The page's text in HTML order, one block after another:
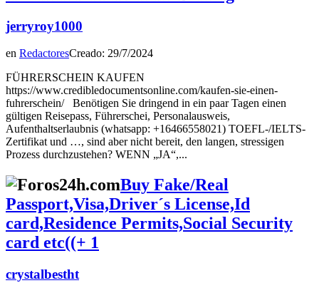
jerryroy1000
en RedactoresCreado: 29/7/2024
FÜHRERSCHEIN KAUFEN
https://www.credibledocumentsonline.com/kaufen-sie-einen-
fuhrerschein/ Benötigen Sie dringend in ein paar Tagen einen
gültigen Reisepass, Führerschei, Personalausweis,
Aufenthaltserlaubnis (whatsapp: +16466558021) TOEFL-/IELTS-
Zertifikat und …, sind aber nicht bereit, den langen, stressigen
Prozess durchzustehen? WENN „JA“,...
Buy Fake/Real
Passport,Visa,Driver´s License,Id
card,Residence Permits,Social Security
card etc((+ 1
crystalbestht